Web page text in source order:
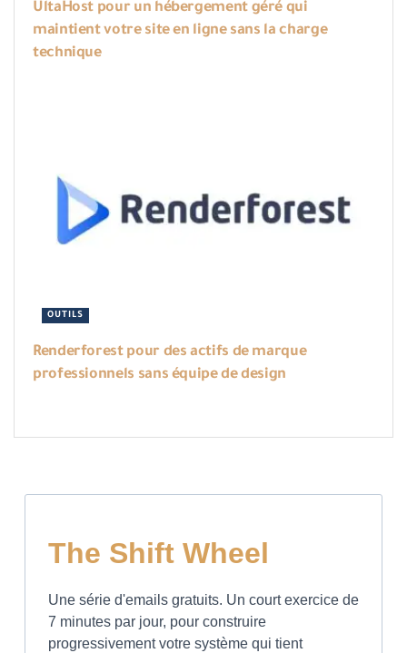
UltaHost pour un hébergement géré qui
maintient votre site en ligne sans la charge
technique
OUTILS
Renderforest pour des actifs de marque
professionnels sans équipe de design
The Shift Wheel
Une série d'emails gratuits. Un court exercice de
7 minutes par jour, pour construire
progressivement votre système qui tient